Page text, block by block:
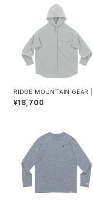
RIDGE MOUNTAIN GEAR |
Hooded Long Sleeve
2026
¥18,700